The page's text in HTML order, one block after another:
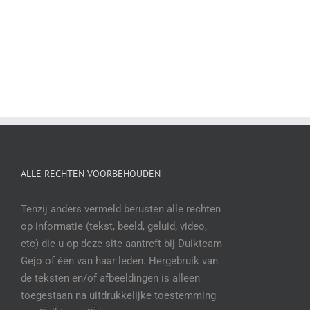
ALLE RECHTEN VOORBEHOUDEN
Tenzij anders vermeld berusten alle rechten
op informatie (tekst, beeld, geluid, video,
etc) die u op deze site aantreft bij Duikteam
Gejo of één van haar leden. Hergebruik van
de teksten en/of afbeeldingen is alleen
toegestaan na uitdrukkelijke toestemming